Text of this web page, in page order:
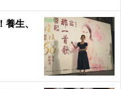
生、